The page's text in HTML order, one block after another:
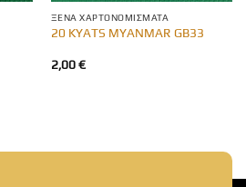
ΞΈΝΑ ΧΑΡΤΟΝΟΜΊΣΜΑΤΑ
20 KYATS MYANMAR GB33
2,00€